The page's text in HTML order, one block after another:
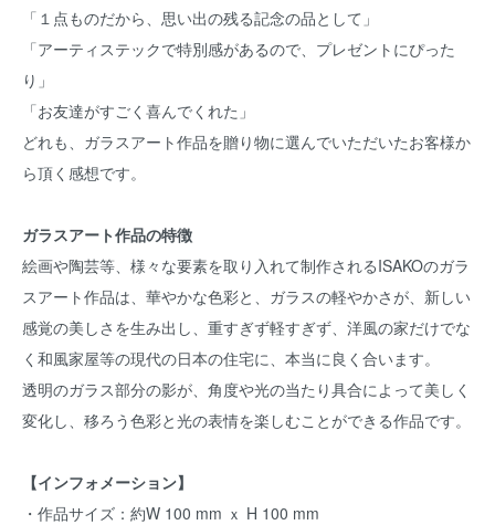
「１点ものだから、思い出の残る記念の品として」
「アーティステックで特別感があるので、プレゼントにぴった
り」
「お友達がすごく喜んでくれた」
どれも、ガラスアート作品を贈り物に選んでいただいたお客様か
ら頂く感想です。
ガラスアート作品の特徴
絵画や陶芸等、様々な要素を取り入れて制作されるISAKOのガラ
スアート作品は、華やかな色彩と、ガラスの軽やかさが、新しい
感覚の美しさを生み出し、重すぎず軽すぎず、洋風の家だけでな
く和風家屋等の現代の日本の住宅に、本当に良く合います。
透明のガラス部分の影が、角度や光の当たり具合によって美しく
変化し、移ろう色彩と光の表情を楽しむことができる作品です。
【インフォメーション】
・作品サイズ：約W 100 mm ｘ H 100 mm